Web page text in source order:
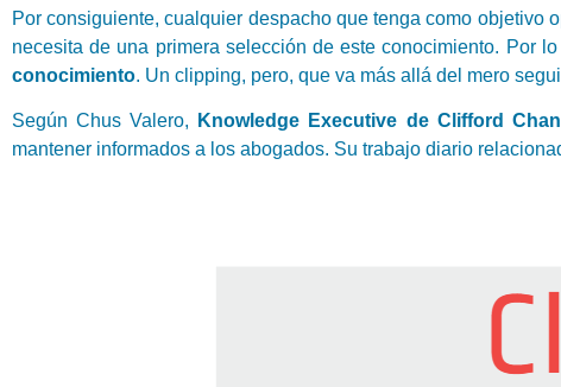
Por consiguiente, cualquier despacho que tenga como objetivo
necesita de una primera selección de este conocimiento. Por lo
conocimiento. Un clipping, pero, que va más allá del mero
Según Chus Valero, Knowledge Executive de Clifford
mantener informados a los abogados. Su trabajo diario